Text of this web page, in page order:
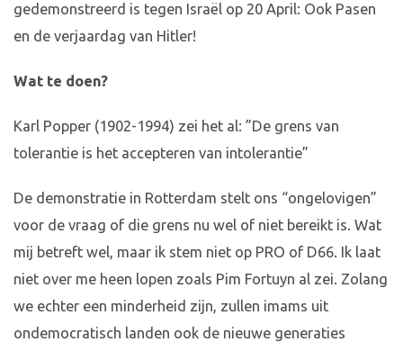
gedemonstreerd is tegen Israël op 20 April: Ook Pasen
en de verjaardag van Hitler!
Wat te doen?
Karl Popper (1902-1994) zei het al: ”De grens van
tolerantie is het accepteren van intolerantie”
De demonstratie in Rotterdam stelt ons “ongelovigen”
voor de vraag of die grens nu wel of niet bereikt is. Wat
mij betreft wel, maar ik stem niet op PRO of D66. Ik laat
niet over me heen lopen zoals Pim Fortuyn al zei. Zolang
we echter een minderheid zijn, zullen imams uit
ondemocratisch landen ook de nieuwe generaties